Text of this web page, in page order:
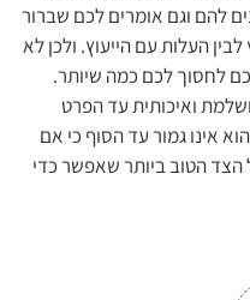
להם וגם אומרים לכם שברור
העלות עם הייעוץ. ולכן לא
לחסוך לכם כמה שיותר.
ואיכותית עד הפרט
אינו גמור עד הסוף כי אם
הצד הטוב ביותר שאפשר כדי